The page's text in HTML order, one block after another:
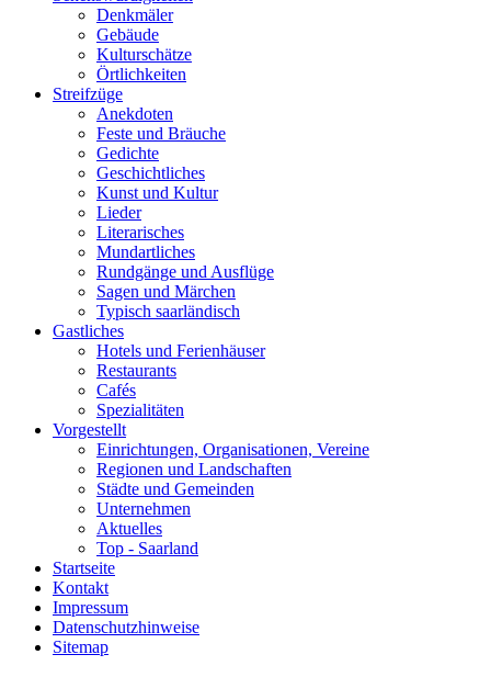
Denkmäler
Gebäude
Kulturschätze
Örtlichkeiten
Streifzüge
Anekdoten
Feste und Bräuche
Gedichte
Geschichtliches
Kunst und Kultur
Lieder
Literarisches
Mundartliches
Rundgänge und Ausflüge
Sagen und Märchen
Typisch saarländisch
Gastliches
Hotels und Ferienhäuser
Restaurants
Cafés
Spezialitäten
Vorgestellt
Einrichtungen, Organisationen, Vereine
Regionen und Landschaften
Städte und Gemeinden
Unternehmen
Aktuelles
Top - Saarland
Startseite
Kontakt
Impressum
Datenschutzhinweise
Sitemap